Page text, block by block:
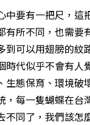
中要有一把尺，這
有所不同，也需要
到可以用翅膀的紋
時代似乎不會有人
生態保育、環境破
，每一隻蝴蝶在台
不同了，我們該怎